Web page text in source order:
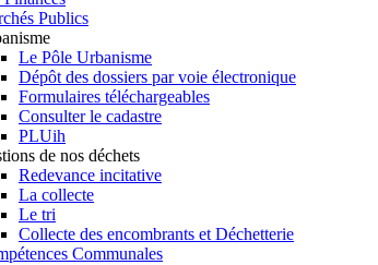
Publics
Le Pôle Urbanisme
Dépôt des dossiers par voie électronique
Formulaires téléchargeables
Consulter le cadastre
PLUih
de nos déchets
Redevance incitative
La collecte
Le tri
Collecte des encombrants et Déchetterie
Communales